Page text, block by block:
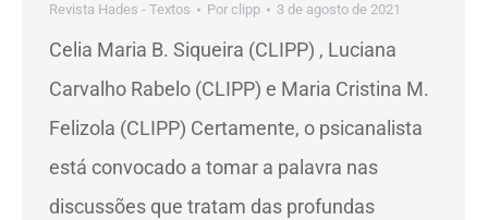
Revista Hades - Textos Por clipp 3 de agosto de 2021
Celia Maria B. Siqueira (CLIPP) , Luciana
Carvalho Rabelo (CLIPP) e Maria Cristina M.
Felizola (CLIPP) Certamente, o psicanalista
está convocado a tomar a palavra nas
discussões que tratam das profundas